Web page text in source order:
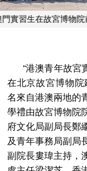
“港澳青年故宮實習計
“港澳青年故宮
在北京故宮博物
名來自港澳兩地的
學禮由故宮博物院
府文化局副局長鄭
及青年事務局副局
副院長婁瑋主持，